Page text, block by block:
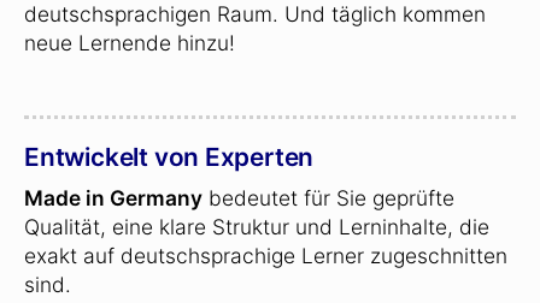
deutschsprachigen Raum. Und täglich kommen
neue Lernende hinzu!
Entwickelt von Experten
Made in Germany bedeutet für Sie geprüfte
Qualität, eine klare Struktur und Lerninhalte, die
exakt auf deutschsprachige Lerner zugeschnitten
sind.